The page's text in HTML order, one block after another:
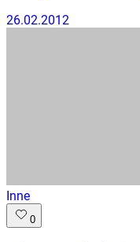
26.02.2012
Inne
0